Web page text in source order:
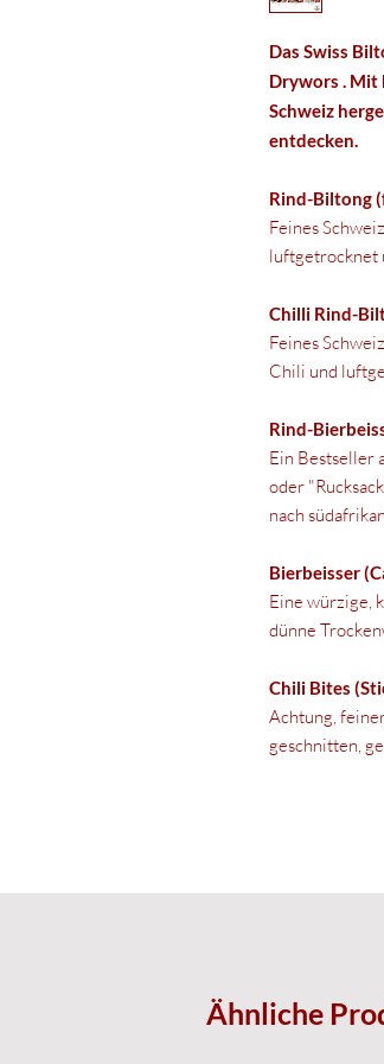
Das Swiss
Drywors . Mit
Schweiz
entdecken.
Rind-Biltong
Feines
luftgetrocknet
Chilli Rind-
Feines
Chili und
Rind-
Ein Bestseller
oder
nach
Bierbeisser
Eine würzige,
dünne
Chili Bites
Achtung,
geschnitten,
Ähnliche